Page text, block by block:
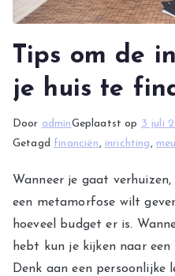
Tips om de
je huis te
Door adminGeplaatst op 3 juli
Getagd financiën , inrichting ,
Wanneer je gaat
een metamorfose wilt
hoeveel budget er is.
hebt kun je kijken naar
Denk aan een persoonlijke